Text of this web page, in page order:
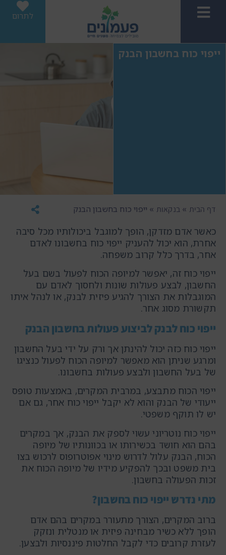
לתרום
ייפוי כוח בחשבון הבנק
דף הבית »בנקאות » ייפוי כוח בחשבון הבנק
כאשר אדם מזדקן, הופך למוגבל ביכולותיו מכל סיבה
אחרת, הוא יכול להעניק ייפוי כוח בחשבונו לאדם
אחר, בדרך כלל קרוב משפחה.
ייפוי כוח זה, יאפשר למיופה הכוח לפעול בשם בעל
החשבון, לבצע פעולות שונות ולחסוך לאדם עם
המוגבלות את הצורך להגיע פיזית לבנק, או לנהל איתו
תקשורת מסוג אחר.
ייפוי כוח לבנק לביצוע פעולות בחשבון הבנק
ייפוי כוח כזה יכול להינתן אך ורק על ידי בעל החשבון
ומרגע שניתן הוא מאפשר למיופה הכוח לפעול כנציגו
של בעל החשבון ולבצע פעולות בחשבונו.
ייפוי הכוח מתבצע, במרבית המקרים, באמצעות טופס
ייעודי של הבנק והוא לא יקבל ייפוי כוח אחר, גם אם
יש לו תוקף משפטי.
ייפוי כוח נוטריוני עשוי לספק את הבנק, אך במקרים
בהם הוא חושד בכשירותו או בכוונותיו של מיופה
הכוח, הבנק עלול לדרוש מינוי אפוטרופוס לרכוש בצו
בית משפט ובכך להפקיע מידיו של מיופה הכוח את
זכות הפעולה בחשבון.
מתי נדרש ייפוי כוח בחשבון?
ברוב המקרים, הצורך מתעורר במקרים בהם אדם
הופך ללא כשיר מבחינה פיזית או מנטלית ונזקק
לעזרת קרובים כדי לקבל החלטות פיננסיות ולבצען.